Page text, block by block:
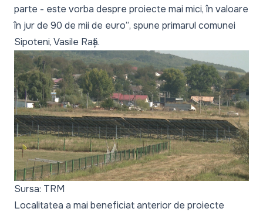
parte - este vorba despre proiecte mai mici, în valoare
în jur de 90 de mii de euro”, spune primarul comunei
Sipoteni, Vasile Rață.
Sursa: TRM
Localitatea a mai beneficiat anterior de proiecte